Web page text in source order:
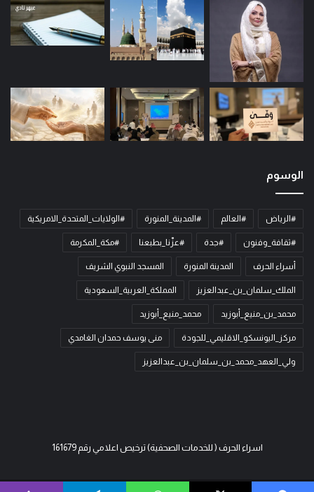
الوسوم
#الرياض #العالم #المدينة_المنورة #الولايات_المتحدة_الامريكية
#ثقافة_وفنون #جدة #عزّنا_بطبعنا #مكة_المكرمة
أسراء الحرف المدينة المنورة المسجد النبوي الشريف
الملك_سلمان_بن_عبدالعزيز المملكة_العربية_السعودية
محمد_بن_منيع_أبوزيد محمد_منيع_أبوزيد
مركز_اليونسكو_الاقليمي_للجودة منى يوسف حمدان الغامدي
ولي_العهد_محمد_بن_سلمان_بن_عبدالعزيز
اسراء الحرف ( للخدمات الصحفية) ترخيص اعلامي رقم 161679